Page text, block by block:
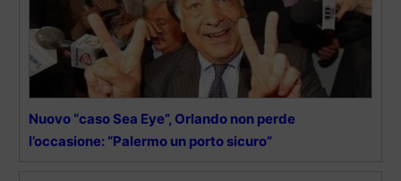
Nuovo “caso Sea Eye”, Orlando non perde
l’occasione: “Palermo un porto sicuro”